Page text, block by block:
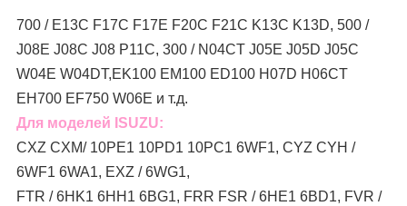
700 / E13C F17C F17E F20C F21C K13C K13D, 500 /
J08E J08C J08 P11C, 300 / N04CT J05E J05D J05C
W04E W04DT,EK100 EM100 ED100 H07D H06CT
EH700 EF750 W06E и т.д.
Для моделей ISUZU:
CXZ CXM/ 10PE1 10PD1 10PC1 6WF1, CYZ CYH /
6WF1 6WA1, EXZ / 6WG1,
FTR / 6HK1 6HH1 6BG1, FRR FSR / 6HE1 6BD1, FVR /